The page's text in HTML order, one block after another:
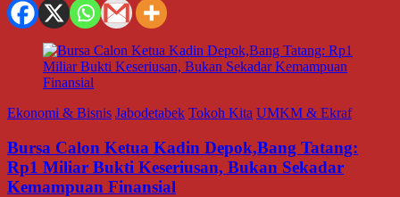
Ekonomi & Bisnis Jabodetabek Tokoh Kita UMKM & Ekraf
Bursa Calon Ketua Kadin Depok,Bang Tatang:
Rp1 Miliar Bukti Keseriusan, Bukan Sekadar
Kemampuan Finansial